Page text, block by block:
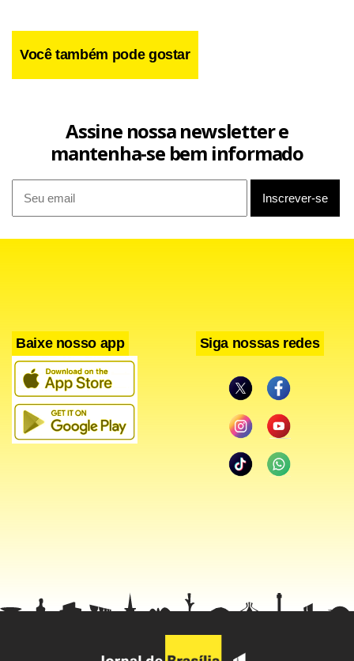
Você também pode gostar
Assine nossa newsletter e
mantenha-se bem informado
Baixe nosso app Siga nossas redes